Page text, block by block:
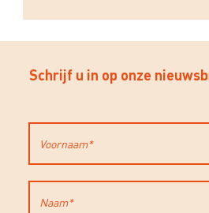
Schrijf u in op onze